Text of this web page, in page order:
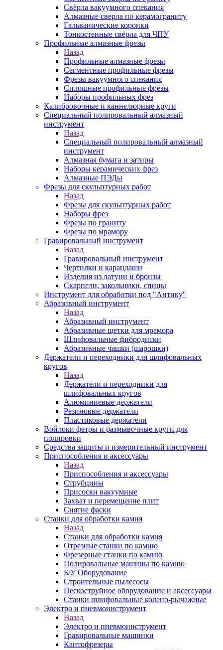
Свёрла вакуумного спекания
Алмазные сверла по керамограниту
Гальванические коронки
Тонкостенные свёрла для ЧПУ
Профильные алмазные фрезы
Назад
Профильные алмазные фрезы
Сегментные профильные фрезы
Фрезы вакуумного спекания
Сплошные профильные фрезы
Наборы профильных фрез
Калибровочные и каннелюрные круги
Специальный полировальный алмазный
инструмент
Назад
Специальный полировальный алмазный
инструмент
Алмазная бумага и затиры
Наборы керамических фрез
Алмазные ПЭДы
Фрезы для скульптурных работ
Назад
Фрезы для скульптурных работ
Наборы фрез
Фрезы по граниту
Фрезы по мрамору
Гравировальный инструмент
Назад
Гравировальный инструмент
Чертилки и карандаши
Изделия из латуни и бронзы
Скарпели, закольники, спицы
Инструмент для обработки под "Антику"
Абразивный инструмент
Назад
Абразивный инструмент
Абразивные щетки для мрамора
Шлифовальные фибродиски
Абразивные чашки (шарошки)
Держатели и переходники для шлифовальных
кругов
Назад
Держатели и переходники для
шлифовальных кругов
Алюминиевые держатели
Резиновые держатели
Пластиковые держатели
Войлоки фетры и размывочные круги для
полировки
Средства защиты и измерительный инструмент
Приспособления и аксессуары
Назад
Приспособления и аксессуары
Струбцины
Присоски вакуумные
Захват и перемещение плит
Снятие фаски
Станки для обработки камня
Назад
Станки для обработки камня
Отрезные станки по камню
Фрезерные станки по камню
Полировальные машины по камню
Б/У Оборудование
Строительные пылесосы
Пескоструйное оборудование и аксессуары
Станки шлифовальные колено-рычажные
Электро и пневмоинструмент
Назад
Электро и пневмоинструмент
Гравировальные машинки
Кантофрезеры